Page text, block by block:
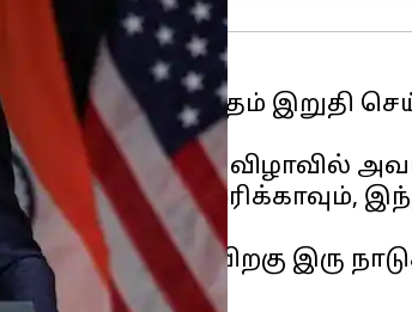
வர்த்தக ஒப்பந்தம் இறுதி
நடந்த ஒரு விழாவில்
அமெரிக்காவும்,
வரிகளுக்குப் பிறகு இரு